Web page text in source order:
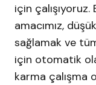
için
amacımız,
sağlamak ve
için otomatik
karma çalışma